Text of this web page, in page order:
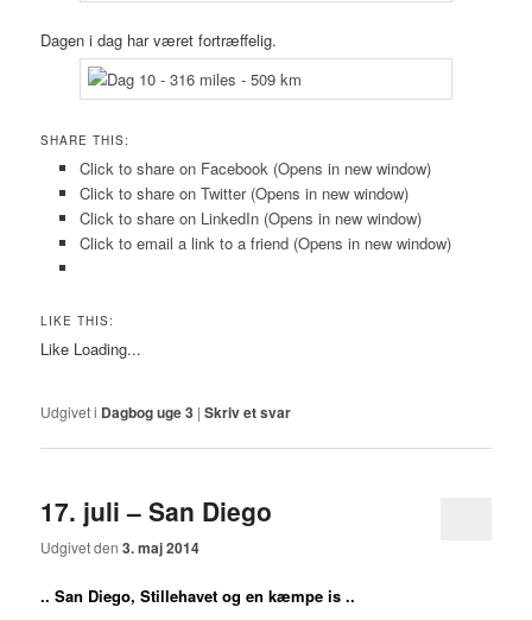
Dagen i dag har været fortræffelig.
SHARE THIS:
Click to share on Facebook (Opens in new window)
Click to share on Twitter (Opens in new window)
Click to share on LinkedIn (Opens in new window)
Click to email a link to a friend (Opens in new window)
LIKE THIS:
Like Loading...
Udgivet i Dagbog uge 3 |Skriv et svar
17. juli – San Diego
Udgivet den3. maj 2014
.. San Diego, Stillehavet og en kæmpe is ..